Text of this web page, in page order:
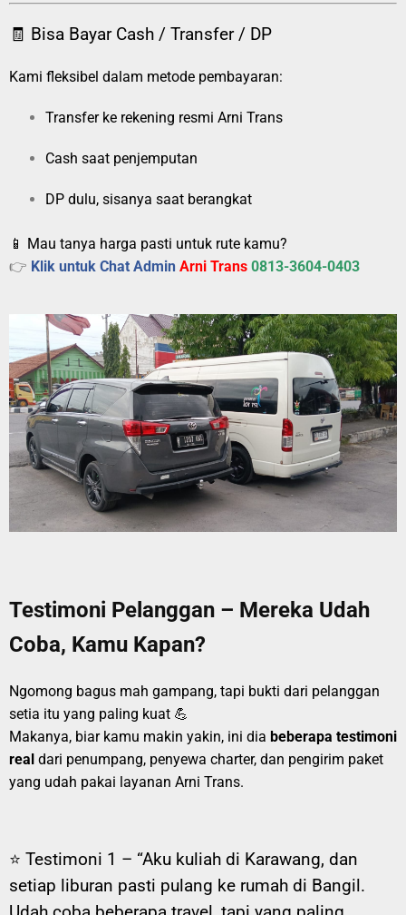
🧾 Bisa Bayar Cash / Transfer / DP
Kami fleksibel dalam metode pembayaran:
Transfer ke rekening resmi Arni Trans
Cash saat penjemputan
DP dulu, sisanya saat berangkat
📱 Mau tanya harga pasti untuk rute kamu?
👉 Klik untuk Chat Admin Arni Trans 0813-3604-0403
Testimoni Pelanggan – Mereka Udah
Coba, Kamu Kapan?
Ngomong bagus mah gampang, tapi bukti dari pelanggan
setia itu yang paling kuat 💪
Makanya, biar kamu makin yakin, ini dia beberapa testimoni
real dari penumpang, penyewa charter, dan pengirim paket
yang udah pakai layanan Arni Trans.
⭐ Testimoni 1 – “Aku kuliah di Karawang, dan
setiap liburan pasti pulang ke rumah di Bangil.